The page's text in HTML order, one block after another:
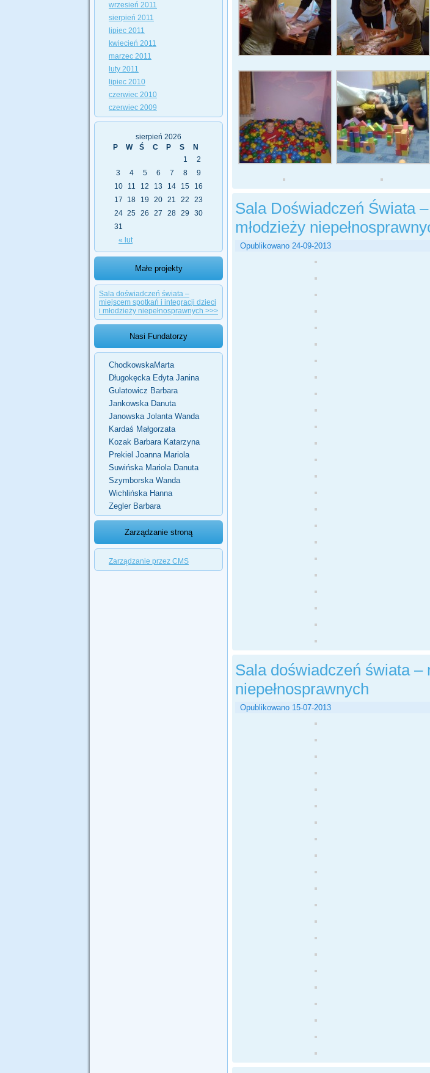
wrzesień 2011
sierpień 2011
lipiec 2011
kwiecień 2011
marzec 2011
luty 2011
lipiec 2010
czerwiec 2010
czerwiec 2009
sierpień 2026
P
W Ś C P S N
« lut
1
2
3
4 5 6 7 8
9
10
11 12 13 14 15
16
17
18 19 20 21 22
23
24 25 26 27 28 29
30
31
Małe projekty
Sala doświadczeń świata –
miejscem spotkań i integracji dzieci
i młodzieży niepełnosprawnych >>>
Nasi Fundatorzy
ChodkowskaMarta
Długokęcka Edyta Janina
Gulatowicz Barbara
Jankowska Danuta
Janowska Jolanta Wanda
Kardaś Małgorzata
Kozak Barbara Katarzyna
Prekiel Joanna Mariola
Suwińska Mariola Danuta
Szymborska Wanda
Wichlińska Hanna
Zegler Barbara
Zarządzanie stroną
Zarządzanie przez CMS
Sala Doświadczeń Świata
młodzieży
Opublikowano 24-09-2013
Sala doświadczeń świata –
niepełnosprawnych
Opublikowano 15-07-2013